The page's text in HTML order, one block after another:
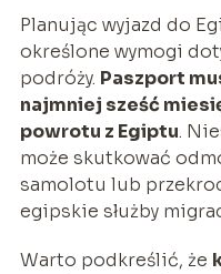
Planując wyjazd do
określone wymogi
podróży. Paszport
najmniej sześć
powrotu z Egiptu.
może skutkować
samolotu lub
egipskie służby
Warto podkreślić, że